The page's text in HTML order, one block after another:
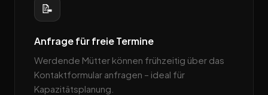
📝
Anfrage für freie Termine
Werdende Mütter können frühzeitig über das
Kontaktformular anfragen – ideal für
Kapazitätsplanung.